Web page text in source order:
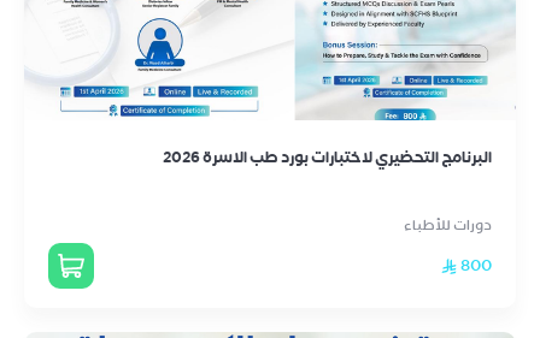
البرنامج التحضيري لاختبارات بورد طب الاسرة 2026
دورات للأطباء
800